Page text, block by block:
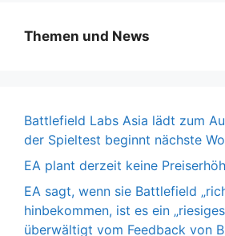
Themen und News
Battlefield Labs Asia lädt zum
der Spieltest beginnt nächste
EA plant derzeit keine
EA sagt, wenn sie Battlefield
hinbekommen, ist es ein
überwältigt vom Feedback von